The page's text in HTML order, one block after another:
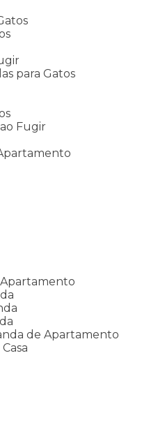
para Gatos
Fugir
de Apartamento